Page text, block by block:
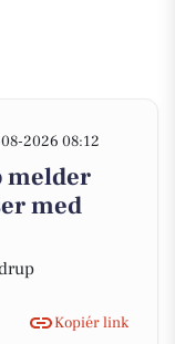
2026 08:12
melder
med
Kopiér link